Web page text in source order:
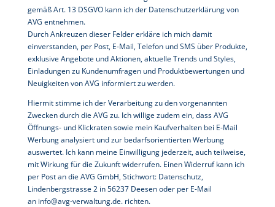
gemäß Art. 13 DSGVO kann ich der Datenschutzerklärung von
AVG entnehmen.
Durch Ankreuzen dieser Felder erkläre ich mich damit
einverstanden, per Post, E-Mail, Telefon und SMS über Produkte,
exklusive Angebote und Aktionen, aktuelle Trends und Styles,
Einladungen zu Kundenumfragen und Produktbewertungen und
Neuigkeiten von AVG informiert zu werden.
Hiermit stimme ich der Verarbeitung zu den vorgenannten
Zwecken durch die AVG zu. Ich willige zudem ein, dass AVG
Öffnungs- und Klickraten sowie mein Kaufverhalten bei E-Mail
Werbung analysiert und zur bedarfsorientierten Werbung
auswertet. Ich kann meine Einwilligung jederzeit, auch teilweise,
mit Wirkung für die Zukunft widerrufen. Einen Widerruf kann ich
per Post an die AVG GmbH, Stichwort: Datenschutz,
Lindenbergstrasse 2 in 56237 Deesen oder per E-Mail
an info@avg-verwaltung.de. richten.